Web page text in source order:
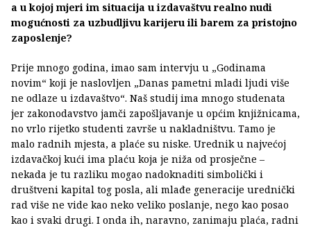
a u kojoj mjeri im situacija u izdavaštvu realno nudi
mogućnosti za uzbudljivu karijeru ili barem za pristojno
zaposlenje?
Prije mnogo godina, imao sam intervju u „Godinama
novim“ koji je naslovljen „Danas pametni mladi ljudi više
ne odlaze u izdavaštvo“. Naš studij ima mnogo studenata
jer zakonodavstvo jamči zapošljavanje u općim knjižnicama,
no vrlo rijetko studenti završe u nakladništvu. Tamo je
malo radnih mjesta, a plaće su niske. Urednik u najvećoj
izdavačkoj kući ima plaću koja je niža od prosječne –
nekada je tu razliku mogao nadoknaditi simbolički i
društveni kapital tog posla, ali mlađe generacije urednički
rad više ne vide kao neko veliko poslanje, nego kao posao
kao i svaki drugi. I onda ih, naravno, zanimaju plaća, radni